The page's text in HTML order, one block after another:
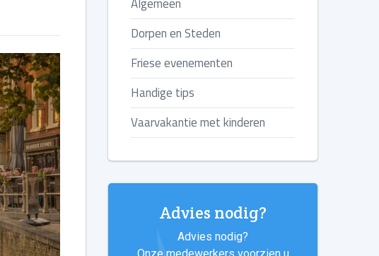
Dorpen en Steden
Friese evenementen
Handige tips
Vaarvakantie met kinderen
Advies nodig?
Advies nodig?